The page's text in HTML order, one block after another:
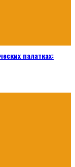
палатках: